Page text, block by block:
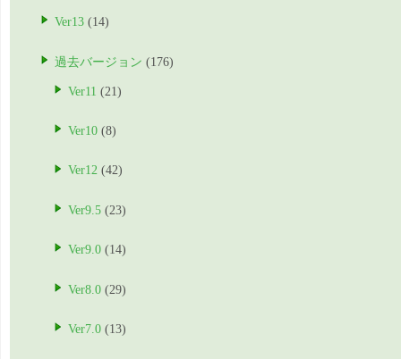
Ver13 (14)
過去バージョン (176)
Ver11 (21)
Ver10 (8)
Ver12 (42)
Ver9.5 (23)
Ver9.0 (14)
Ver8.0 (29)
Ver7.0 (13)